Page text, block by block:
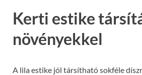
Kerti estike
növényekkel
A lila estike jól társítható sokféle